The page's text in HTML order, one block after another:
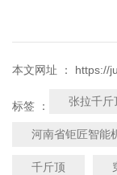
本文网址 ： https://
标签 ： 张拉千斤
河南省钜匠智能
千斤顶